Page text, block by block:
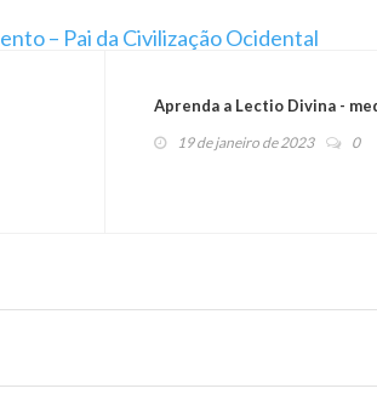
– Pai da Civilização Ocidental
Aprenda a Lectio Divina -
19 de janeiro de 2023 0